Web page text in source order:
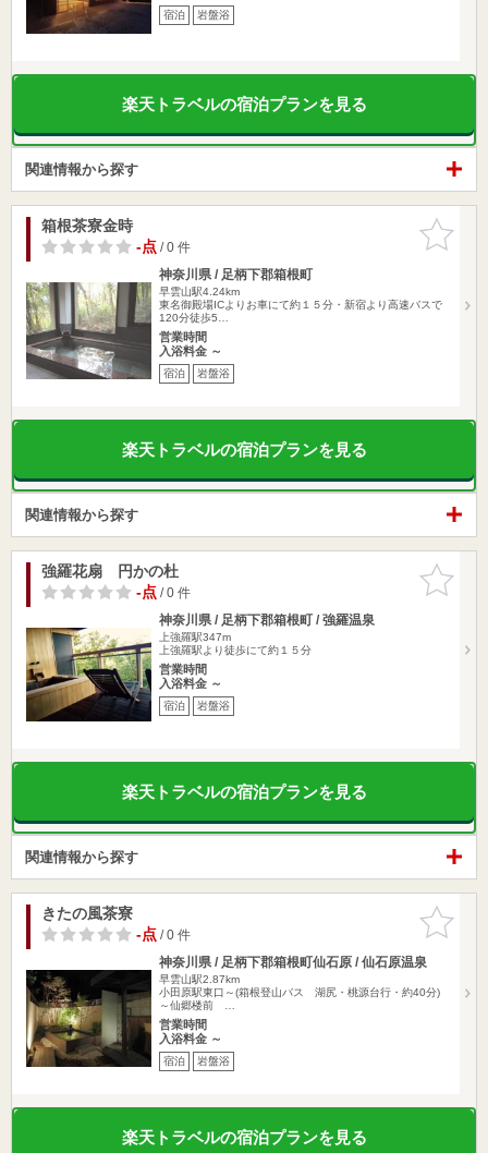
宿泊 岩盤浴
楽天トラベルの宿泊プランを見る
関連情報から探す
お気に入
りに追加
箱根茶寮金時
-点/ 0 件
神奈川県 / 足柄下郡箱根町
早雲山駅4.24km
東名御殿場ICよりお車にて約１５分・新宿より高速バスで
120分徒歩5…
営業時間
入浴料金 ～
宿泊 岩盤浴
楽天トラベルの宿泊プランを見る
関連情報から探す
お気に入
りに追加
強羅花扇 円かの杜
-点/ 0 件
神奈川県 / 足柄下郡箱根町 / 強羅温泉
上強羅駅347m
上強羅駅より徒歩にて約１５分
営業時間
入浴料金 ～
宿泊 岩盤浴
楽天トラベルの宿泊プランを見る
関連情報から探す
お気に入
りに追加
きたの風茶寮
-点/ 0 件
神奈川県 / 足柄下郡箱根町仙石原 / 仙石原温泉
早雲山駅2.87km
小田原駅東口～(箱根登山バス 湖尻・桃源台行・約40分)
～仙郷楼前 …
営業時間
入浴料金 ～
宿泊 岩盤浴
楽天トラベルの宿泊プランを見る